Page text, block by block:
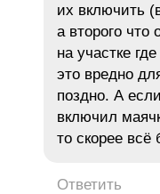
их включить
а второго что
на участке
это вредно
поздно. А
включил
то скорее
Ответить